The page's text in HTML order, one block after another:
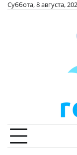
SkipСуббота, 8 августа,